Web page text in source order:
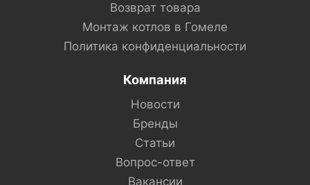
Возврат товара
Монтаж котлов в Гомеле
Политика конфиденциальности
Компания
Новости
Бренды
Статьи
Вопрос-ответ
Вакансии